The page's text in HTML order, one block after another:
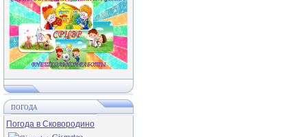
ПОГОДА
Погода в Сковородино